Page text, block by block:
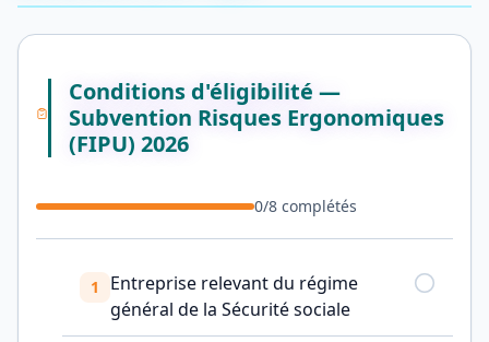
Conditions d'éligibilité —
Subvention Risques Ergonomiques
(FIPU) 2026
0/8 complétés
1
Entreprise relevant du régime
général de la Sécurité sociale